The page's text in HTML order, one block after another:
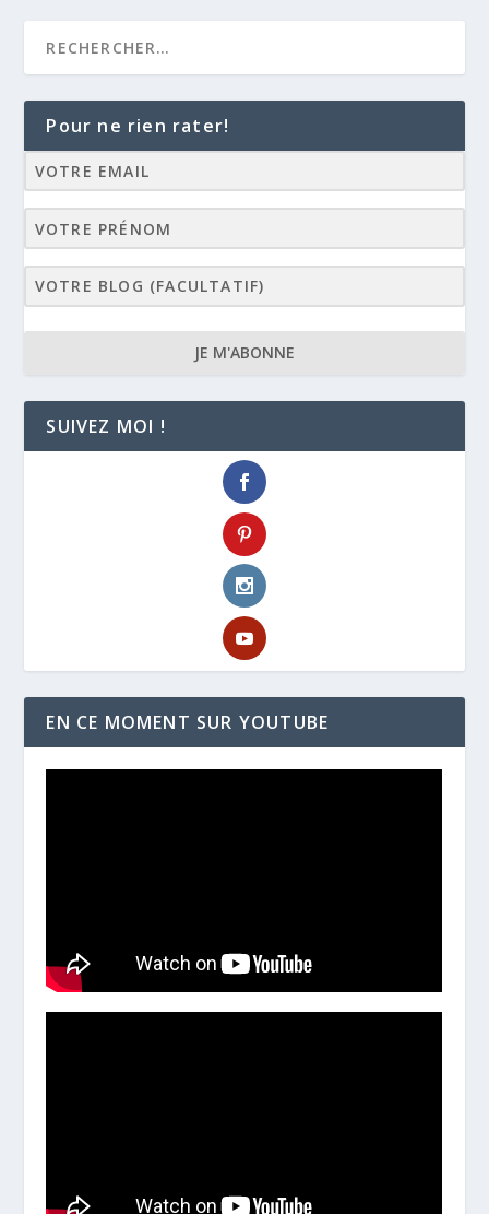
Pour ne rien rater!
JE M'ABONNE
SUIVEZ MOI !
EN CE MOMENT SUR YOUTUBE